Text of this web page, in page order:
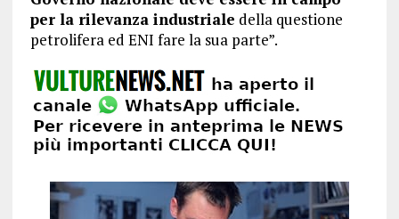
per la rilevanza industriale della questione
petrolifera ed ENI fare la sua parte”.